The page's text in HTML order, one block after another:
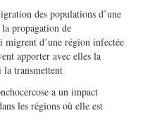
des populations d’une
propagation de
migrent d’une région infectée
apporter avec elles la
la transmettent
a un impact
les régions où elle est